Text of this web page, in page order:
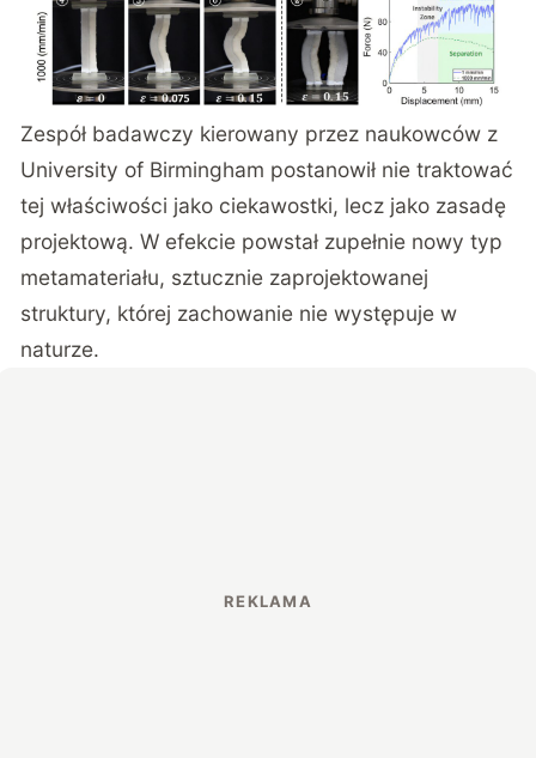
Zespół badawczy kierowany przez naukowców z
University of Birmingham postanowił nie traktować
tej właściwości jako ciekawostki, lecz jako zasadę
projektową. W efekcie powstał zupełnie nowy typ
metamateriału, sztucznie zaprojektowanej
struktury, której zachowanie nie występuje w
naturze.